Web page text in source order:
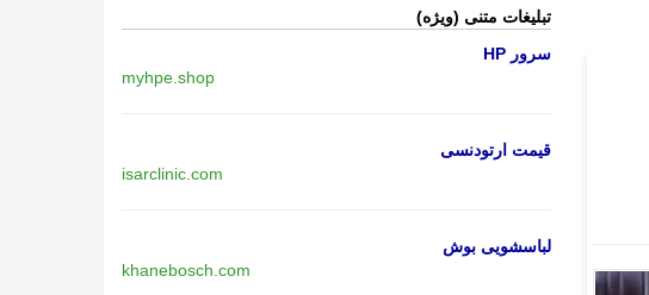
تبلیغات متنی (ویژه)
سرور HP
myhpe.shop
قیمت ارتودنسی
isarclinic.com
لباسشویی بوش
khanebosch.com